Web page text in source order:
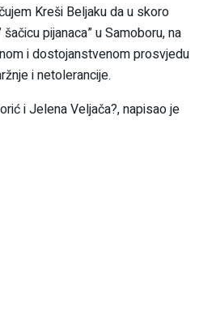
Kreši Beljaku da u skoro
pijanaca” u Samoboru, na
i dostojanstvenom prosvjedu
i netolerancije.
i Jelena Veljača?, napisao je